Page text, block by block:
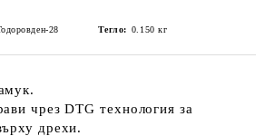
28 Тегло: 0.150 кг
чрез DTG технология за
дрехи.